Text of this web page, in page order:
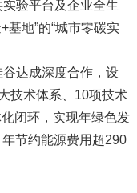
验平台及企业全生
基地”的“城市零碳实
达成深度合作，设
技术体系、10项技术
闭环，实现年绿色发
节约能源费用超290